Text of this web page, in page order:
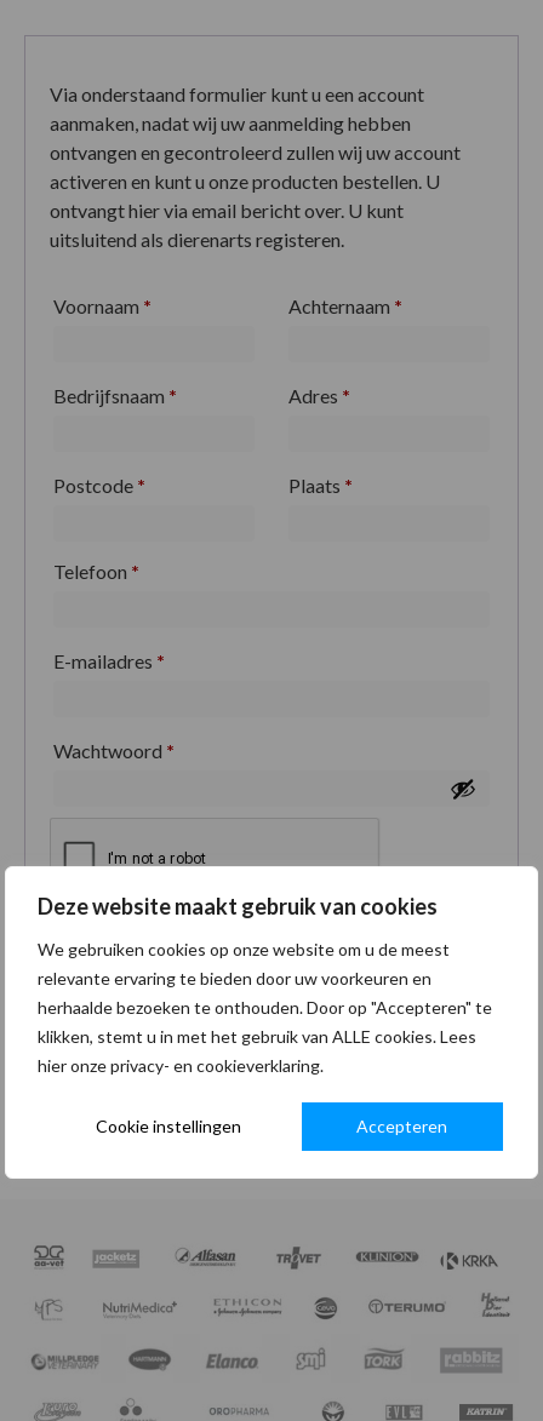
Deze website maakt gebruik van cookies
We gebruiken cookies op onze website om u de meest
relevante ervaring te bieden door uw voorkeuren en
herhaalde bezoeken te onthouden. Door op "Accepteren" te
klikken, stemt u in met het gebruik van ALLE cookies. Lees
hier onze privacy- en cookieverklaring.
Cookie instellingen Accepteren
Via onderstaand formulier kunt u een account
aanmaken, nadat wij uw aanmelding hebben
ontvangen en gecontroleerd zullen wij uw account
activeren en kunt u onze producten bestellen. U
ontvangt hier via email bericht over. U kunt
uitsluitend als dierenarts registeren.
Voornaam * Achternaam *
Bedrijfsnaam * Adres *
Postcode * Plaats *
Telefoon *
E-mailadres *
Wachtwoord *
Je persoonlijke gegevens worden gebruikt om je
ervaring op deze site te ondersteunen, om toegang
tot je account te beheren en voor andere doeleinden
zoals omschreven in onzeprivacybeleid.